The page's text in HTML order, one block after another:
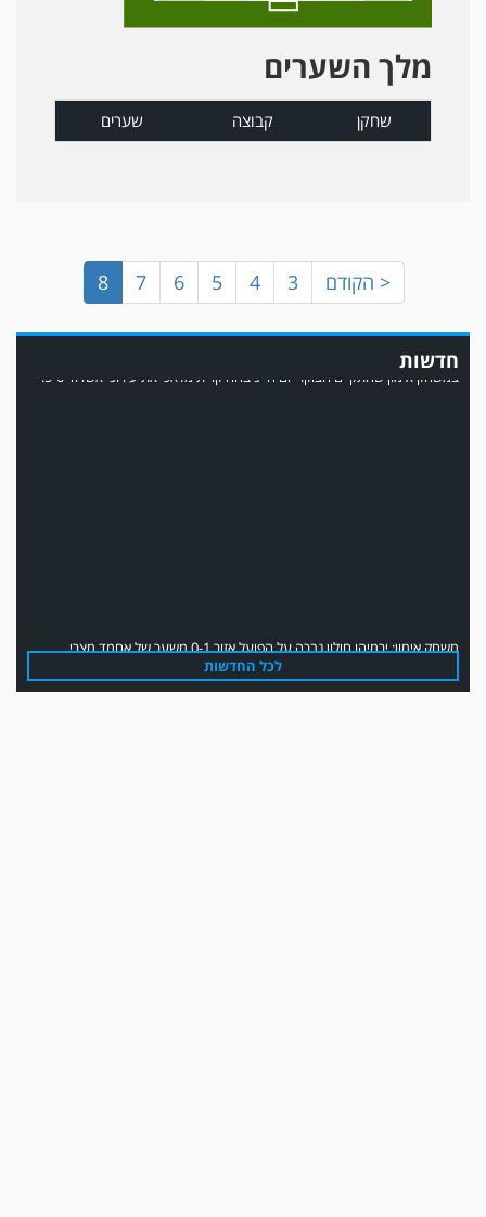
מלך השערים
שחקן קבוצה שערים
< הקודם 3
4
5
6
7
8
חדשות
במשחק אימון שהתקיים הבוקר יום ה' ניצחה קרית מלאכי את עירוני אשדוד 5-0.
לכל החדשות